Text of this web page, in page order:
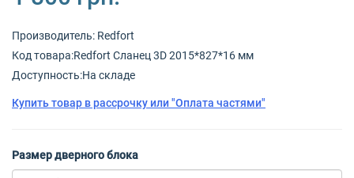
Производитель: Redfort
Код товарa:Redfort Сланец 3D 2015*827*16 мм
Доступность:На складе
Купить товар в рассрочку или "Оплата частями"
Размер дверного блока